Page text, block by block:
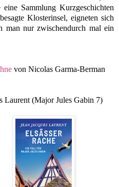
Sammlung Kurzgeschichten
Klosterinsel, eigneten sich
man nur zwischendurch mal ein
von Nicolas Garma-Berman
Laurent (Major Jules Gabin 7)